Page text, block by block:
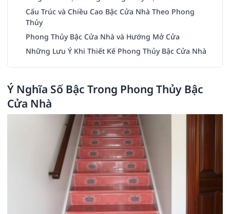
Cấu Trúc và Chiều Cao Bậc Cửa Nhà Theo Phong
Thủy
Phong Thủy Bậc Cửa Nhà và Hướng Mở Cửa
Những Lưu Ý Khi Thiết Kế Phong Thủy Bậc Cửa Nhà
Ý Nghĩa Số Bậc Trong Phong Thủy Bậc
Cửa Nhà